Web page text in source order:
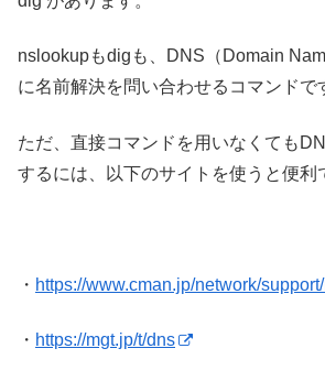
nslookupもdigも、DNS（Domain
に名前解決を問い合わせるコマンドで
ただ、直接コマンドを用いなくても
するには、以下のサイトを使うと便利
・ https://www.cman.jp/network/
・ https://mgt.jp/t/dns